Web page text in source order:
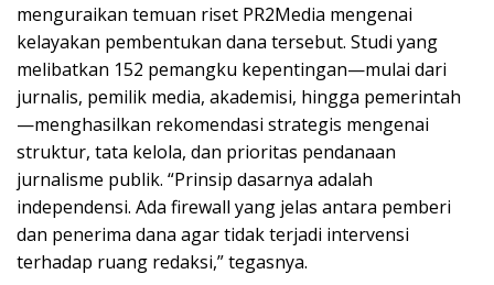
menguraikan temuan riset PR2Media mengenai
kelayakan pembentukan dana tersebut. Studi yang
melibatkan 152 pemangku kepentingan—mulai dari
jurnalis, pemilik media, akademisi, hingga pemerintah
—menghasilkan rekomendasi strategis mengenai
struktur, tata kelola, dan prioritas pendanaan
jurnalisme publik. “Prinsip dasarnya adalah
independensi. Ada firewall yang jelas antara pemberi
dan penerima dana agar tidak terjadi intervensi
terhadap ruang redaksi,” tegasnya.